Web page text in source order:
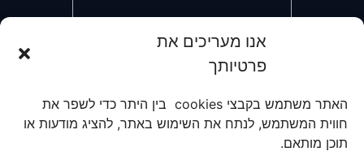
אנו מעריכים את
פרטיותך
האתר משתמש בקבצי cookies בין היתר כדי לשפר את
חווית המשתמש, לנתח את השימוש באתר, להציג מודעות או
תוכן מותאם.
אני מאשר/ת את מסירת הפרטים
קבלת מידע על מוצרים, שירותים, מועדון
לקוחות. אני מודע/ת שאוכל לבטל את
הרישום שלי בכל עת ושעל מסירת הפרטים